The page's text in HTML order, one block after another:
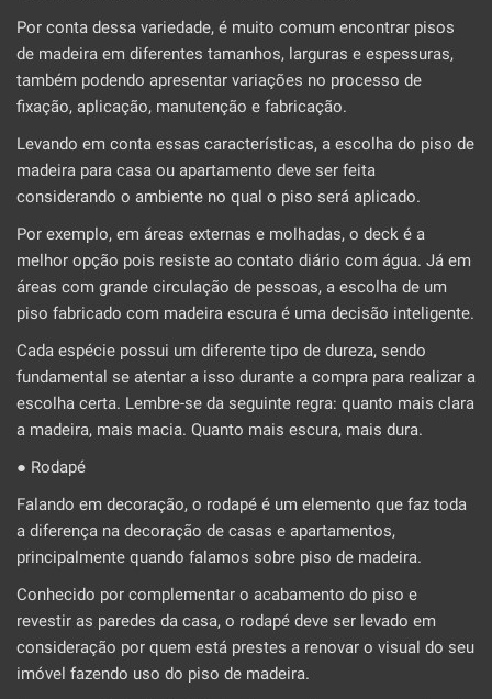
Por conta dessa variedade, é muito comum encontrar pisos
de madeira em diferentes tamanhos, larguras e espessuras,
também podendo apresentar variações no processo de
fixação, aplicação, manutenção e fabricação.
Levando em conta essas características, a escolha do piso de
madeira para casa ou apartamento deve ser feita
considerando o ambiente no qual o piso será aplicado.
Por exemplo, em áreas externas e molhadas, o deck é a
melhor opção pois resiste ao contato diário com água. Já em
áreas com grande circulação de pessoas, a escolha de um
piso fabricado com madeira escura é uma decisão inteligente.
Cada espécie possui um diferente tipo de dureza, sendo
fundamental se atentar a isso durante a compra para realizar a
escolha certa. Lembre-se da seguinte regra: quanto mais clara
a madeira, mais macia. Quanto mais escura, mais dura.
● Rodapé
Falando em decoração, o rodapé é um elemento que faz toda
a diferença na decoração de casas e apartamentos,
principalmente quando falamos sobre piso de madeira.
Conhecido por complementar o acabamento do piso e
revestir as paredes da casa, o rodapé deve ser levado em
consideração por quem está prestes a renovar o visual do seu
imóvel fazendo uso do piso de madeira.